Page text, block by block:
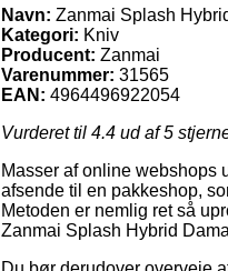
Navn: Zanmai Splash
Kategori: Kniv
Producent: Zanmai
Varenummer: 31565
EAN: 4964496922054
Vurderet til 4.4 ud af 5
Masser af online webshops
afsende til en pakkeshop,
Metoden er nemlig ret så
Zanmai Splash Hybrid